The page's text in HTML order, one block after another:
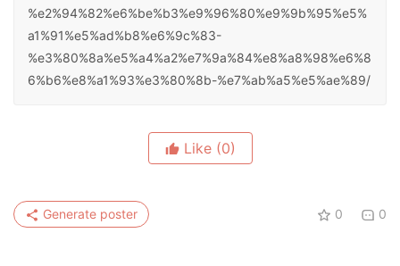
%e2%94%82%e6%be%b3%e9%96%80%e9%9b%95%e5%
a1%91%e5%ad%b8%e6%9c%83-
%e3%80%8a%e5%a4%a2%e7%9a%84%e8%a8%98%e6%8
6%b6%e8%a1%93%e3%80%8b-%e7%ab%a5%e5%ae%89/
Like (0)
0 0
Generate poster